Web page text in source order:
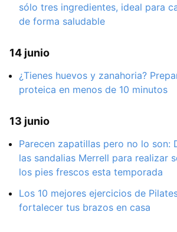
sólo tres ingredientes, ideal para
de forma saludable
14 junio
¿Tienes huevos y zanahoria?
proteica en menos de 10 minutos
13 junio
Parecen zapatillas pero no lo son:
las sandalias Merrell para realizar
los pies frescos esta temporada
Los 10 mejores ejercicios de
fortalecer tus brazos en casa